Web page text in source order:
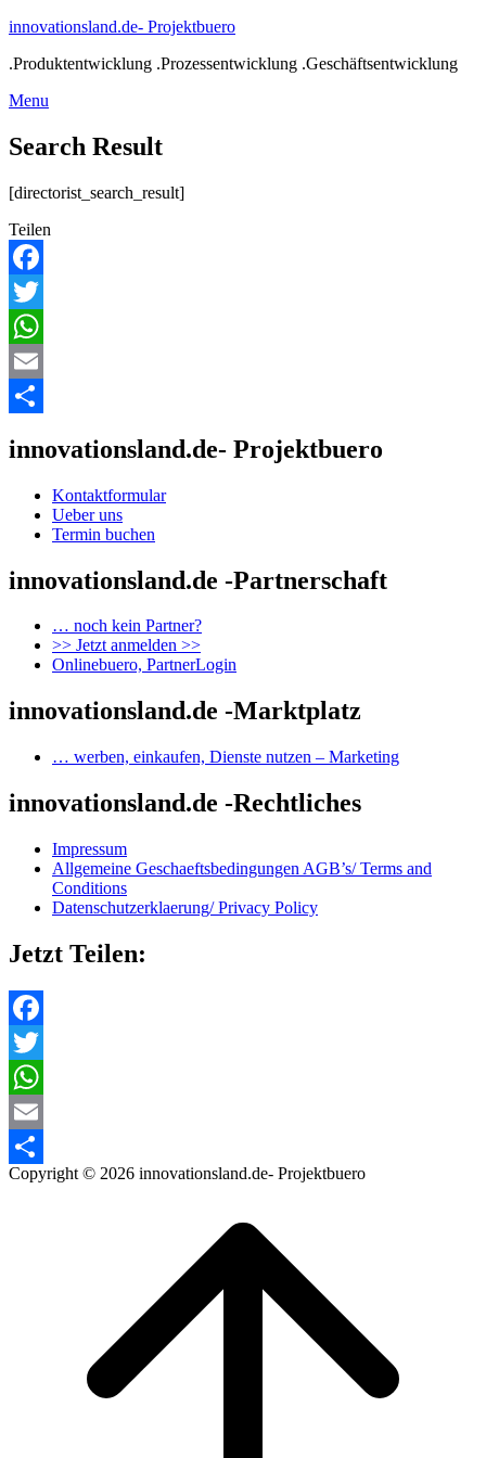
Skip
content
innovationsland.de- Projektbuero
.Produktentwicklung .Prozessentwicklung .Geschäftsentwicklung
Menu
Search Result
[directorist_search_result]
Teilen
Facebook
Twitter
WhatsApp
Email
innovationsland.de- Projektbuero
Kontaktformular
Ueber uns
Termin buchen
innovationsland.de -Partnerschaft
… noch kein Partner?
>> Jetzt anmelden >>
Onlinebuero, PartnerLogin
innovationsland.de -Marktplatz
… werben, einkaufen, Dienste nutzen – Marketing
innovationsland.de -Rechtliches
Impressum
Allgemeine Geschaeftsbedingungen AGB’s/ Terms and
Conditions
Datenschutzerklaerung/ Privacy Policy
Jetzt Teilen:
Facebook
Twitter
WhatsApp
Email
Teilen
Copyright © 2026 innovationsland.de- Projektbuero